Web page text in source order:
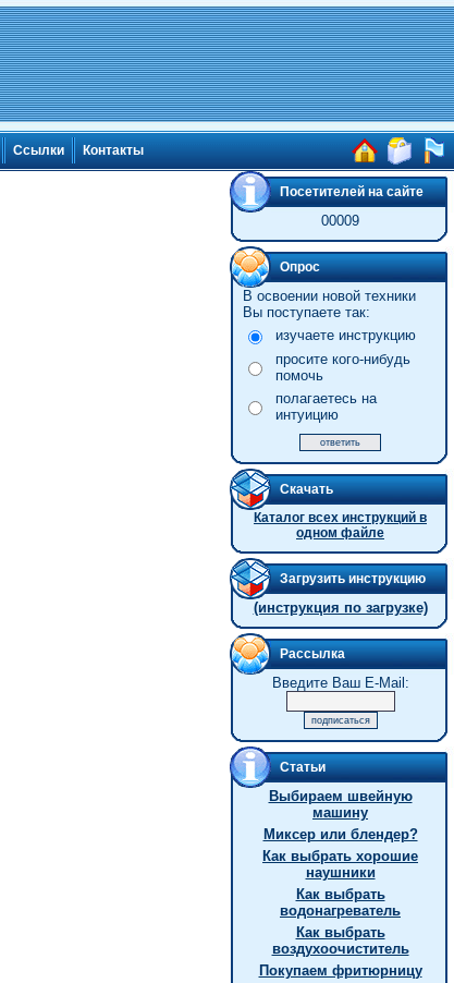
Ссылки Контакты
Посетителей на сайте
00009
Опрос
В освоении новой техники
Вы поступаете так:
изучаете инструкцию
просите кого-нибудь
помочь
полагаетесь на
интуицию
Скачать
Каталог всех инструкций в
одном файле
Загрузить инструкцию
(инструкция по загрузке)
Рассылка
Введите Ваш E-Mail:
Статьи
Выбираем швейную
машину
Миксер или блендер?
Как выбрать хорошие
наушники
Как выбрать
водонагреватель
Как выбрать
воздухоочиститель
Покупаем фритюрницу